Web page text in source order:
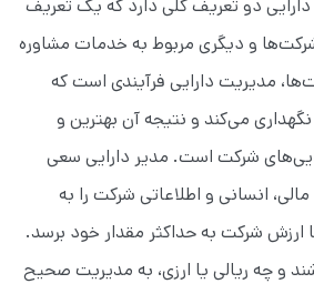
دو تعریف کلی دارد که یک تعریف
و دیگری مربوط به خدمات مشاوره
مدیریت دارایی فرآیندی است که
می‌کند و نتیجه آن بهترین و
شرکت است. مدیر دارایی سعی
انسانی و اطلاعاتی شرکت را به
ارزش شرکت به حداکثر مقدار خود برسد.
و چه ریالی یا ارزی، به مدیریت صحیح